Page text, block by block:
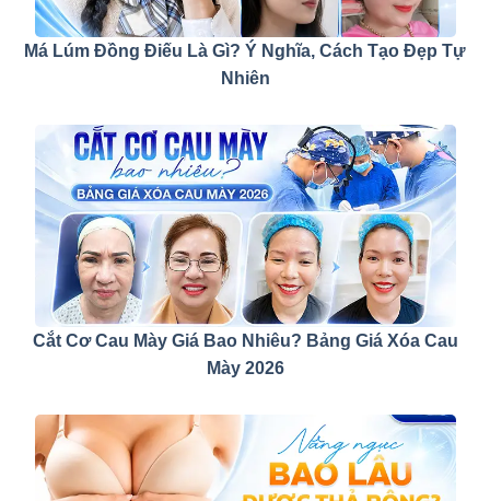
Má Lúm Đồng Điếu Là Gì? Ý Nghĩa, Cách Tạo Đẹp Tự
Nhiên
Cắt Cơ Cau Mày Giá Bao Nhiêu? Bảng Giá Xóa Cau
Mày 2026